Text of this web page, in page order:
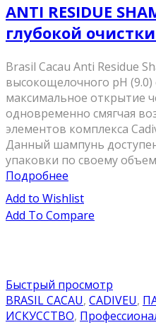
ANTI RESIDUE
глубокой
Brasil Cacau Anti Residue
высокощелочного рН (9.0)
максимальное открытие
одновременно смягчая
элементов комплекса
Данный шампунь
упаковки по своему
Подробнее
Add to Wishlist
Add To Compare
Быстрый просмотр
BRASIL CACAU, CADIVEU,
ИСКУССТВО,